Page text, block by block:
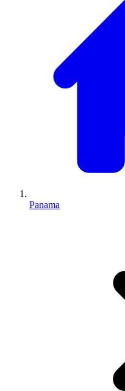
Panama